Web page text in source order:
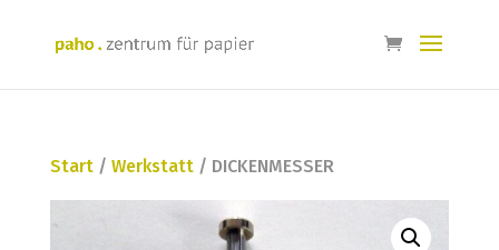
Start/ Werkstatt/ DICKENMESSER